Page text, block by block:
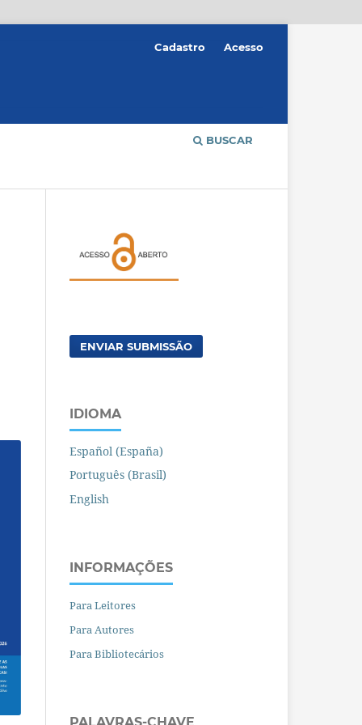
BUSCAR
Cadastro Acesso
ENVIAR SUBMISSÃO
IDIOMA
Español (España)
Português (Brasil)
English
INFORMAÇÕES
Para Leitores
Para Autores
Para Bibliotecários